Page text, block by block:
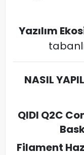
Yazılım
NASIL
QIDI Q2C
Filament